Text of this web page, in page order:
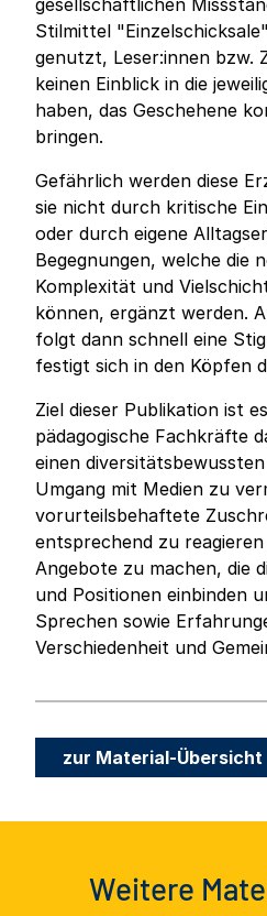
gesellschaftlichen
Stilmittel
genutzt, Leser:innen bzw.
keinen Einblick in die
haben, das Geschehene
bringen.
Gefährlich werden diese
sie nicht durch kritische
oder durch eigene
Begegnungen, welche die
Komplexität und
können, ergänzt werden.
folgt dann schnell eine
festigt sich in den Köpfen
Ziel dieser Publikation ist
pädagogische Fachkräfte
einen
Umgang mit Medien zu
vorurteilsbehaftete
entsprechend zu
Angebote zu machen, die
und Positionen einbinden
Sprechen sowie
Verschiedenheit und
zur Material-Übersicht
Weitere